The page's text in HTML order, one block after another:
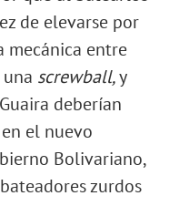
de elevarse por
mecánica entre
screwball,y
deberían
el nuevo
Bolivariano,
zurdos